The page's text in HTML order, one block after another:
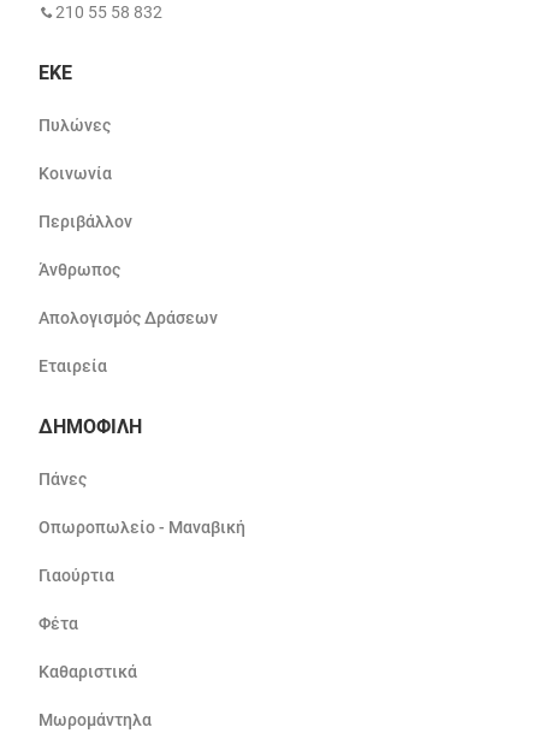
210 55 58 832
ΕΚΕ
Πυλώνες
Κοινωνία
Περιβάλλον
Άνθρωπος
Απολογισμός Δράσεων
Εταιρεία
ΔΗΜΟΦΙΛΗ
Πάνες
Οπωροπωλείο - Μαναβική
Γιαούρτια
Φέτα
Καθαριστικά
Μωρομάντηλα